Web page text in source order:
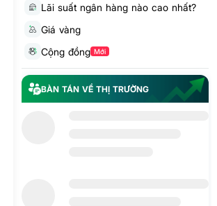
Lãi suất ngân hàng nào cao nhất?
Giá vàng
Cộng đồng Mới
BÀN TÁN VỀ THỊ TRƯỜNG